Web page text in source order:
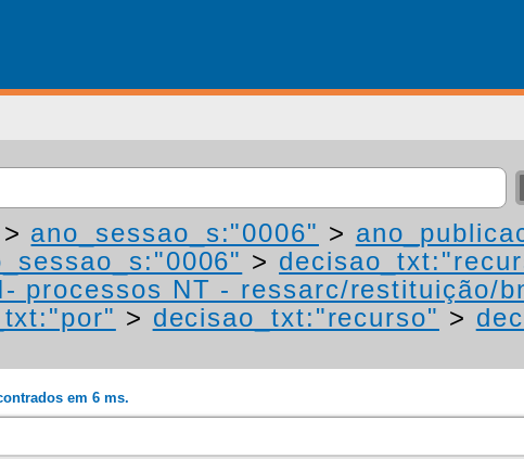
> ano_sessao_s:"0006" >
>
processos NT - ressarc/restituição/
> decisao_txt:"recurso" >
em 6 ms.